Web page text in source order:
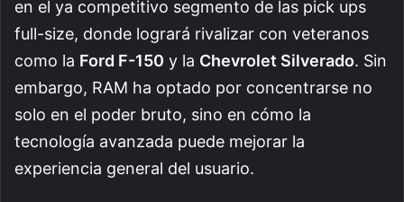
en el ya competitivo segmento de las pick ups
full-size, donde logrará rivalizar con veteranos
como la Ford F-150 y la Chevrolet Silverado. Sin
embargo, RAM ha optado por concentrarse no
solo en el poder bruto, sino en cómo la
tecnología avanzada puede mejorar la
experiencia general del usuario.